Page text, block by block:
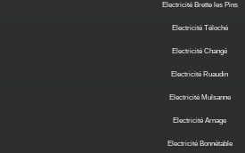
Electricité Brette les Pins
Electricité Téloché
Electricité Changé
Electricité Ruaudin
Electricité Mulsanne
Electricité Arnage
Electricité Bonnétable